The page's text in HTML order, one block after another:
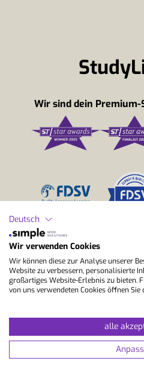
Wir sind dein
Deutsch
Wir verwenden Cookies
Wir können diese zur Analyse unserer
Website zu verbessern, personalisierte
großartiges Website-Erlebnis zu bieten.
von uns verwendeten Cookies öffnen Sie
alle